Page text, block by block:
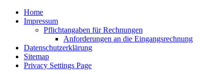
Home
Impressum
Pflichtangaben für Rechnungen
Anforderungen an die Eingangsrechnung
Datenschutzerklärung
Sitemap
Privacy Settings Page